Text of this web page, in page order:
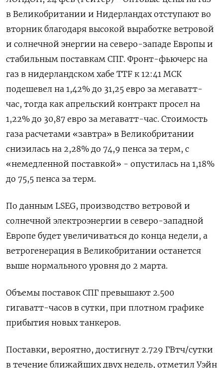
в Великобритании и Нидерландах отступают во
вторник благодаря высокой выработке ветровой
и солнечной ‌энергии на северо-западе Европы и
стабильным поставкам СПГ. Фронт-фьючерс на
газ в нидерландском хабе TTF к 12:41 МСК ​
подешевел на 1,42% ​до ​31,25 евро ⁠за мегаватт-
час, тогда как апрельский контракт ‌просел на
1,22% до ‌30,87 евро за мегаватт-час. Стоимость
газа расчетами «завтра» в ​Великобритании
снизилась на 2,28% до 74,9 ‌пенса за терм, с
«немедленной поставкой» - опустилась на ​1,18%
до 75,5 пенса за терм.
По данным ‌LSEG, производство ветровой и
солнечной электроэнергии в северо-западной
Европе будет увеличиваться до конца недели, а
ветрогенерация ​в Великобритании ​останется
выше нормального ‌уровня до 2 марта.
Объемы поставок СПГ превышают 2.500 ​
гигаватт-часов в сутки, при плотном графике
прибытия новых танкеров.
Поставки, вероятно, достигнут 2.729 ГВтч/сутки
в течение ближайших двух недель, отметил Уэйн